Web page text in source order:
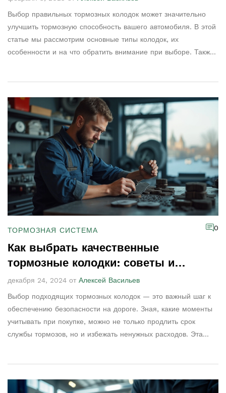
Выбор правильных тормозных колодок может значительно
улучшить тормозную способность вашего автомобиля. В этой
статье мы рассмотрим основные типы колодок, их
особенности и на что обратить внимание при выборе. Также
ваших нужд.
ТОРМОЗНАЯ СИСТЕМА 0
Как выбрать качественные
тормозные колодки: советы и
рекомендации
декабря 24, 2024 от Алексей Васильев
Выбор подходящих тормозных колодок — это важный шаг к
обеспечению безопасности на дороге. Зная, какие моменты
учитывать при покупке, можно не только продлить срок
службы тормозов, но и избежать ненужных расходов. Эта
уходу за ними. Рассмотрим, почему дешевые варианты часто